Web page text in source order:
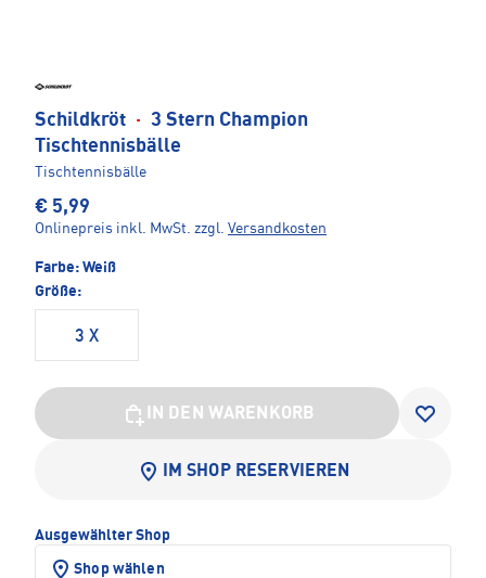
Schildkröt · 3 Stern Champion
Tischtennisbälle
Tischtennisbälle
€ 5,99
Onlinepreis inkl. MwSt. zzgl. Versandkosten
Farbe: Weiß
Größe:
3 X
IN DEN WARENKORB
IM SHOP RESERVIEREN
Ausgewählter Shop
Shop wählen